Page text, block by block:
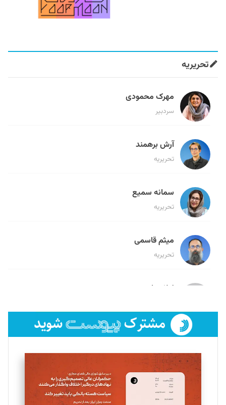
تحریریه
مهرک محمودی
سردبیر
آرش برهمند
تحریریه
سمانه سمیع
تحریریه
میثم قاسمی
تحریریه
لیلا حنارود
فائزه فتحی رستمی
تحریریه
سروش کرمیان
تحریریه